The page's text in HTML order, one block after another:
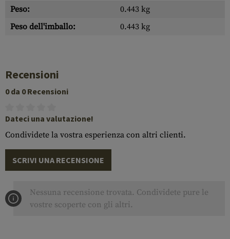
Peso:
0.443 kg
Peso dell'imballo:
0.443 kg
Recensioni
0 da 0 Recensioni
Dateci una valutazione!
Condividete la vostra esperienza con altri clienti.
SCRIVI UNA RECENSIONE
Nessuna recensione trovata. Condividete pure le
vostre scoperte con gli altri.